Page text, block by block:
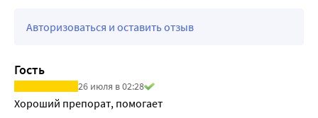
Авторизоваться и оставить отзыв
Гость
26 июля в 02:28
Хороший препорат, помогает